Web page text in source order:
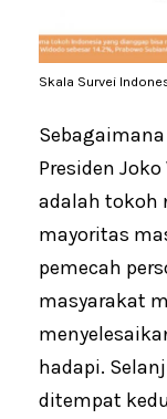
Skala Survei
Presiden
adalah tokoh
mayoritas
pemecah
masyarakat
hadapi.
ditempat